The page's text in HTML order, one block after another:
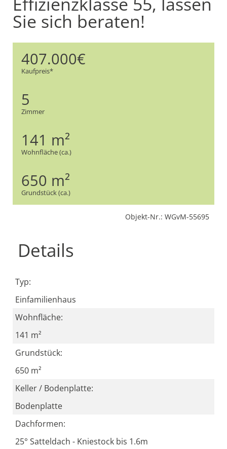
Sie sich beraten!
407.000€
Kaufpreis*
5
Zimmer
141 m²
Wohnfläche (ca.)
650 m²
Grundstück (ca.)
Objekt-Nr.: WGvM-55695
Details
Typ:
Einfamilienhaus
Wohnfläche:
141 m²
Grundstück:
650 m²
Keller / Bodenplatte:
Bodenplatte
Dachformen:
25° Satteldach - Kniestock bis 1.6m